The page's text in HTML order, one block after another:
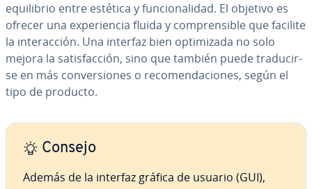
equi­li­brio entre estética y fu­n­cio­na­li­dad. El objetivo es
ofrecer una ex­pe­rie­n­cia fluida y co­m­pre­n­si­ble que facilite
la in­ter­ac­ción. Una interfaz bien op­ti­mi­za­da no solo
mejora la sa­ti­s­fa­c­ción, sino que también puede tra­du­ci­r­
se en más co­n­ve­r­sio­nes o re­co­me­n­da­cio­nes, según el
tipo de producto.
Consejo
Además de la interfaz gráfica de usuario (GUI),